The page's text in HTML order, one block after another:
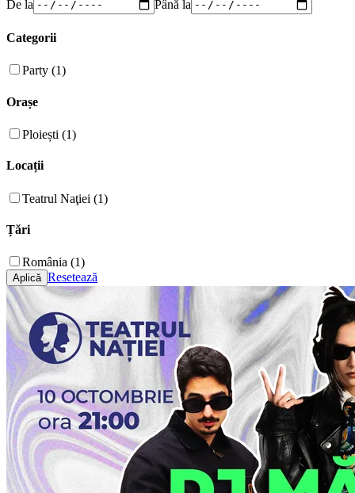
De la
Până la
Categorii
Party (1)
Orașe
Ploiești (1)
Locații
Teatrul Naţiei (1)
Țări
România (1)
Resetează